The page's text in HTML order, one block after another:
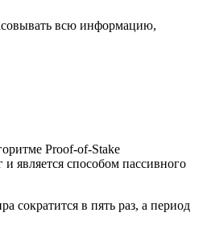
всю информацию,
Proof-of-Stake
является способом пассивного
сократится в пять раз, а период